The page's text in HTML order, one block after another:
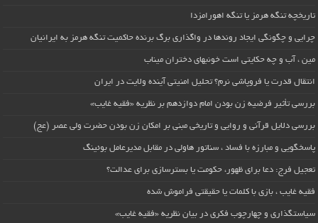
تاریخچه تنگه هرمز یا تنگه اهورامزدا
چرایی و چگونگی ایجاد روندها در واگذاری برگ برنده حاکمیت تنگه هرمز به ایرانیان
مین ، آب و چه حکایتی است خونبهای دختران میناب
انتقال قدرت یا فروپاشی نرم؟ تحلیل امنیتی آینده ولایت در ایران
بررسی تأثیر فرضیه زن بودن امام دوازدهم بر نظریه «فقیه غایب»
بررسی دلایل قرآنی و روایی و تاریخی مبنی بر امکان زن بودن حضرت ولی عصر (عج)
پاسخگویی و مبارزه با فساد ، سناتور هاولی در مقابل مدیرعامل بوئینگ
تعجیل فرج: دعا برای ظهور، حکومت یا بسترسازی برای عدالت؟
فقیه غایب ، بازی با کلمات یا حقیقتی فراموش شده
سیاستگذاری و چهارچوب فکری در بیان نظریه «فقیه غایب»